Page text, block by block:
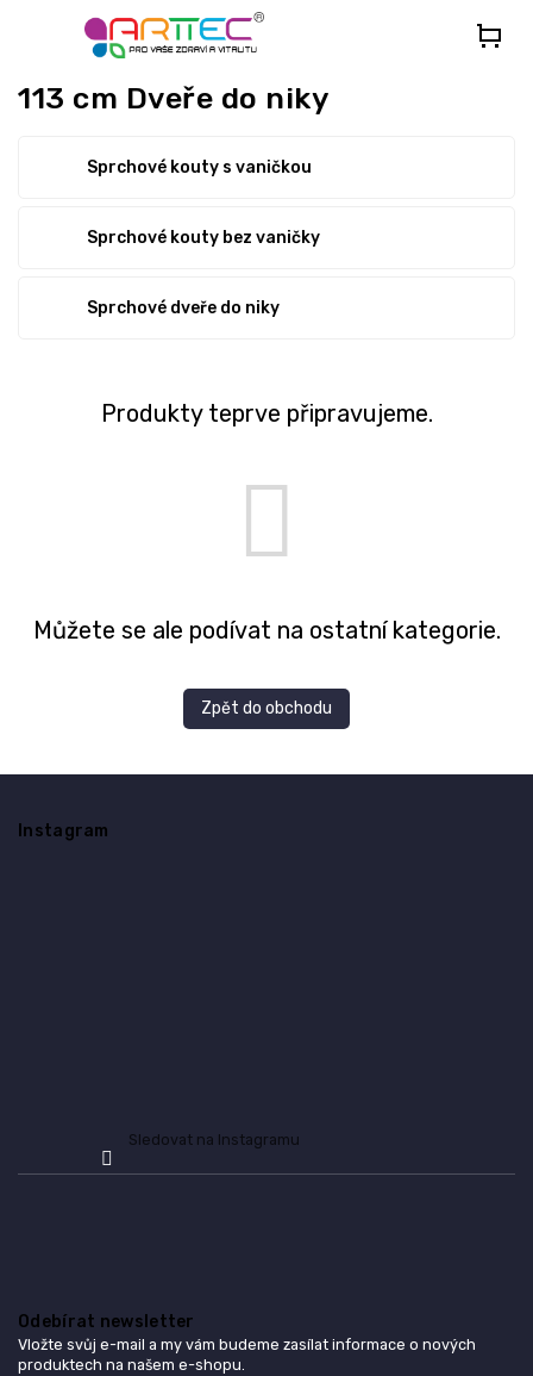
113 cm Dveře do niky
Sprchové kouty s vaničkou
Sprchové kouty bez vaničky
Sprchové dveře do niky
Produkty teprve připravujeme.
Můžete se ale podívat na ostatní kategorie.
Zpět do obchodu
Instagram
Sledovat na Instagramu
Odebírat newsletter
Vložte svůj e-mail a my vám budeme zasílat informace o nových
produktech na našem e-shopu.